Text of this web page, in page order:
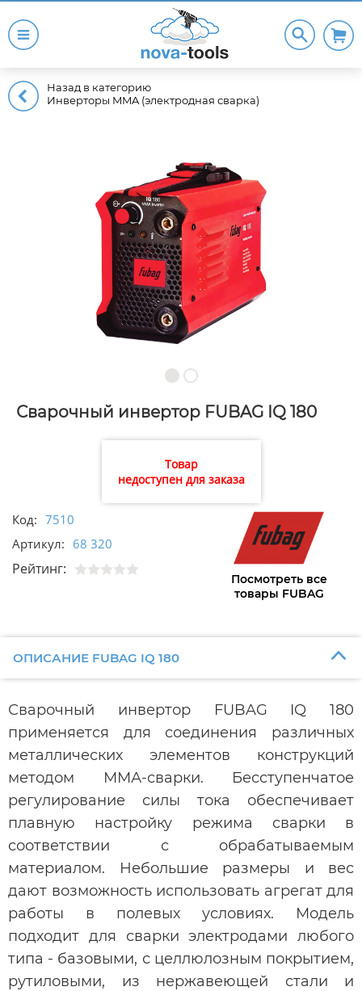
Назад в категорию
Инверторы MMA (электродная сварка)
Сварочный инвертор FUBAG IQ 180
Товар
недоступен для заказа
Код: 7510
Артикул: 68 320
Рейтинг:
Посмотреть все
товары FUBAG
ОПИСАНИЕ FUBAG IQ 180
Сварочный инвертор FUBAG IQ 180
применяется для соединения различных
металлических элементов конструкций
методом ММА-сварки. Бесступенчатое
регулирование силы тока обеспечивает
плавную настройку режима сварки в
соответствии с обрабатываемым
материалом. Небольшие размеры и вес
дают возможность использовать агрегат для
работы в полевых условиях. Модель
подходит для сварки электродами любого
типа - базовыми, с целлюлозным покрытием,
рутиловыми, из нержавеющей стали и